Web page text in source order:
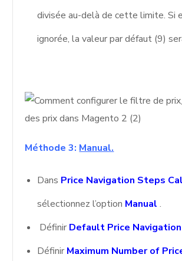
divisée au-delà de cette limite. Si
ignorée, la valeur par défaut (9)
Méthode 3: Manual.
Dans Price Navigation Steps
sélectionnez l’option Manual .
Définir Default Price
Définir Maximum Number of